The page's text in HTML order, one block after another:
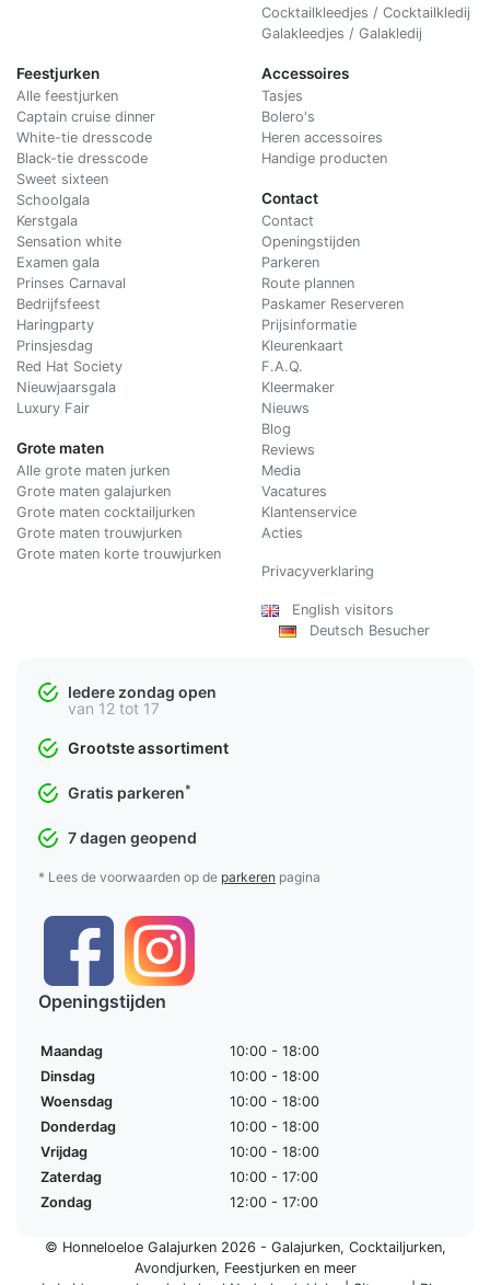
Cocktailkleedjes / Cocktailkledij
Galakleedjes / Galakledij
Feestjurken
Alle feestjurken
Captain cruise dinner
White-tie dresscode
Black-tie dresscode
Sweet sixteen
Schoolgala
Kerstgala
Sensation white
Examen gala
Prinses Carnaval
Bedrijfsfeest
Haringparty
Prinsjesdag
Red Hat Society
Nieuwjaarsgala
Luxury Fair
Grote maten
Alle grote maten jurken
Grote maten galajurken
Grote maten cocktailjurken
Grote maten trouwjurken
Grote maten korte trouwjurken
Accessoires
Tasjes
Bolero's
Heren accessoires
Handige producten
Contact
Contact
Openingstijden
Parkeren
Route plannen
Paskamer Reserveren
Prijsinformatie
Kleurenkaart
F.A.Q.
Kleermaker
Nieuws
Blog
Reviews
Media
Vacatures
Klantenservice
Acties
Privacyverklaring
English visitors
Deutsch Besucher
Iedere zondag open
van 12 tot 17
Grootste assortiment
Gratis parkeren*
7 dagen geopend
* Lees de voorwaarden op de parkeren pagina
Openingstijden
Maandag
10:00 - 18:00
Dinsdag
10:00 - 18:00
Woensdag
10:00 - 18:00
Donderdag
10:00 - 18:00
Vrijdag
10:00 - 18:00
Zaterdag
10:00 - 17:00
Zondag
12:00 - 17:00
© Honneloeloe Galajurken 2026 - Galajurken, Cocktailjurken,
Avondjurken, Feestjurkenen meer